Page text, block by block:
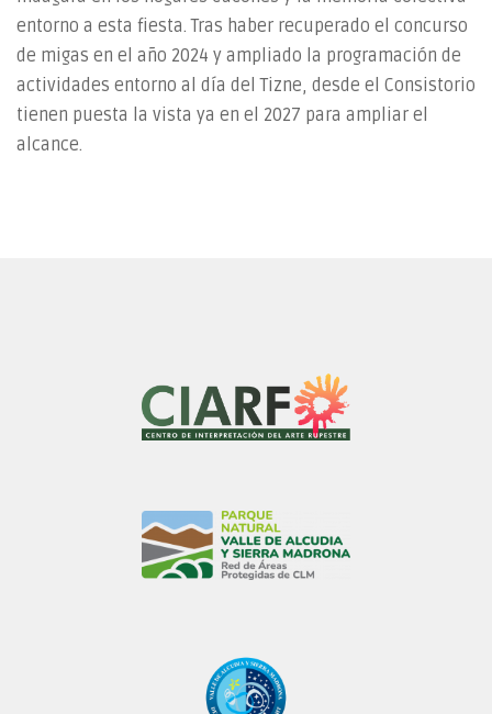
entorno a esta fiesta. Tras haber recuperado el concurso
de migas en el año 2024 y ampliado la programación de
actividades entorno al día del Tizne, desde el Consistorio
tienen puesta la vista ya en el 2027 para ampliar el
alcance.